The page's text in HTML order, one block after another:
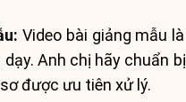
Video bài giảng mẫu
Anh chị hãy chuẩn
được ưu tiên xử lý.